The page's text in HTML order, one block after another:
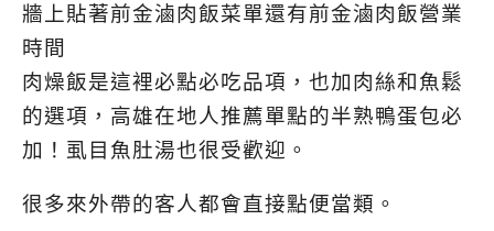
牆上貼著前金滷肉飯菜單還有前金滷肉飯營業
時間
肉燥飯是這裡必點必吃品項，也加肉絲和魚鬆
的選項，高雄在地人推薦單點的半熟鴨蛋包必
加！ 虱目魚肚湯也很受歡迎。
很多來外帶的客人都會直接點便當類。